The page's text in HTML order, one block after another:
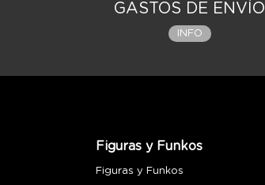
GASTOS DE ENVÍO
INFO
Figuras y Funkos
Figuras y Funkos